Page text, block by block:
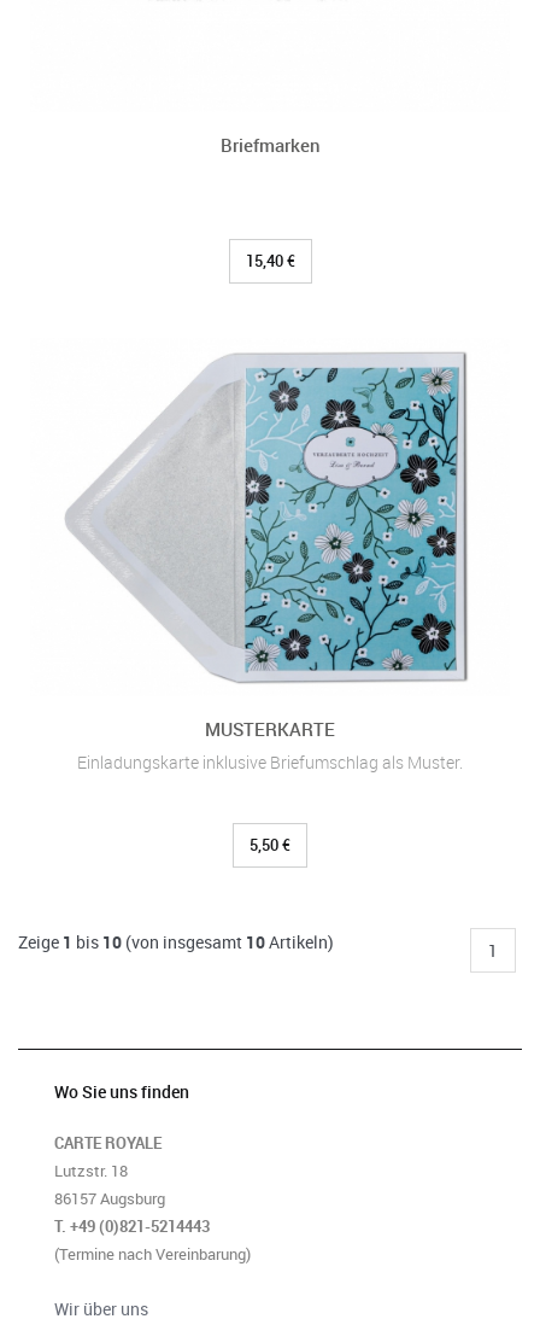
Briefmarken
15,40 €
MUSTERKARTE
Einladungskarte inklusive Briefumschlag als Muster.
5,50 €
Zeige 1 bis 10 (von insgesamt 10Artikeln) 1
Wo Sie uns finden
CARTE ROYALE
Lutzstr. 18
86157 Augsburg
T. +49 (0)821-5214443
(Termine nach Vereinbarung)
Wir über uns